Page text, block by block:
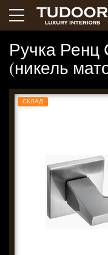
Ручка Ренц
(никель
СКЛАД